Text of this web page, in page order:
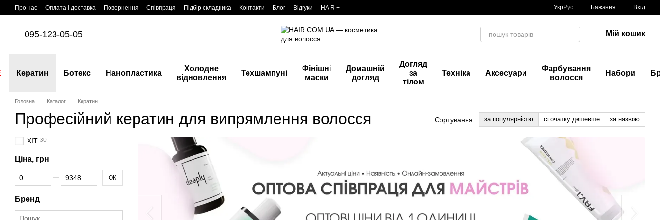
Перейти до основного контенту
Про нас Оплата і доставка Повернення Співпраця Підбір складника Контакти Блог Відгуки HAIR + УкрРус Бажання Вхід
095-123-05-05 Мій кошик
Кератин Ботекс Нанопластика
Холодне
відновлення
Техшампуні
Фінішні
маски
Домашній
догляд
Догляд
за
тілом
Техніка Аксесуари
Фарбування
волосся
Набори
Головна Каталог Кератин
Професійний кератин для випрямлення волосся Сортування: за популярністю спочатку дешевше за назвою
ХІТ 30
Ціна, грн
Від Ціна, грн
До Ціна, грн ОК
Бренд